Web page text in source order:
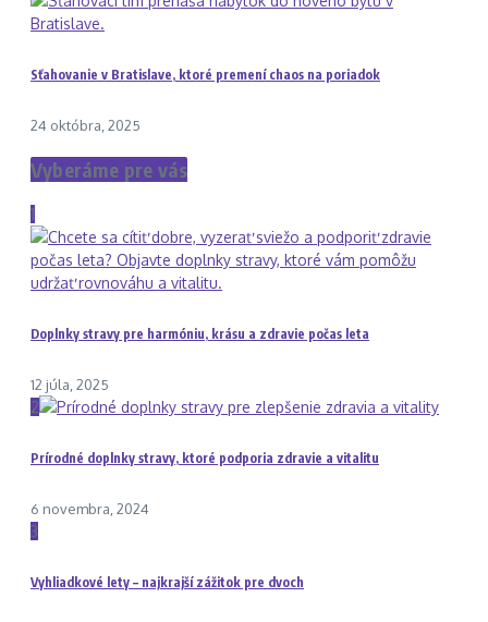
Sťahovanie v Bratislave, ktoré premení chaos na poriadok
24 októbra, 2025
Vyberáme pre vás
1
Doplnky stravy pre harmóniu, krásu a zdravie počas leta
12 júla, 2025
2
Prírodné doplnky stravy, ktoré podporia zdravie a vitalitu
6 novembra, 2024
3
Vyhliadkové lety – najkrajší zážitok pre dvoch